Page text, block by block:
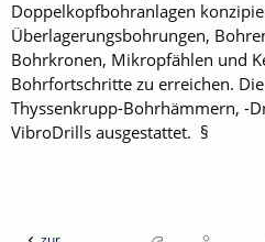
Doppelkopfbohranlagen
Überlagerungsbohrungen,
Bohrkronen, ­Mikropfählen und
Bohrfortschritte zu erreichen.
Thyssenkrupp-Bohrhämmern, -
VibroDrills ausgestattet. §